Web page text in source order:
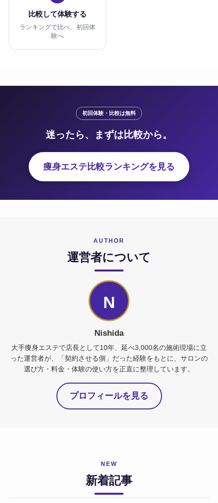
比較して体験する
ランキングで比べ、初回体
験へ
初回体験・比較は無料
迷ったら、まずは比較から。
痩身エステ比較ランキングを見る
AUTHOR
運営者について
N
Nishida
大手痩身エステで店長として10年、延べ3,000名の施術現場に立
った運営者が、「契約させる側」だった経験をもとに、サロンの
選び方・料金・体験の使い方を正直に整理しています。
プロフィールを見る
NEW
新着記事